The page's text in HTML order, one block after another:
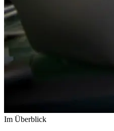
Im Überblick